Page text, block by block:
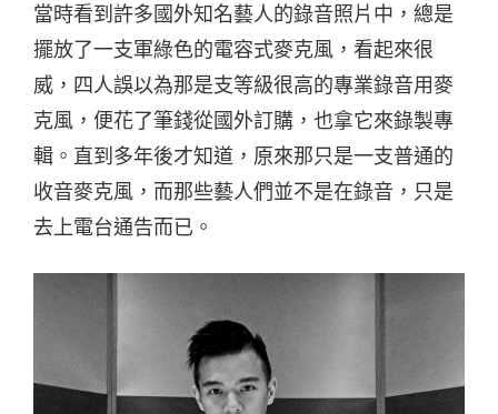
當時看到許多國外知名藝人的錄音照片中，總是
擺放了一支軍綠色的電容式麥克風，看起來很
威，四人誤以為那是支等級很高的專業錄音用麥
克風，便花了筆錢從國外訂購，也拿它來錄製專
輯。直到多年後才知道，原來那只是一支普通的
收音麥克風，而那些藝人們並不是在錄音，只是
去上電台通告而已。